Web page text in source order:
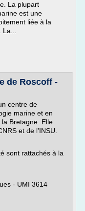
La plupart
est une
liée à la
de Roscoff -
centre de
marine et en
Bretagne. Elle
et de l'INSU.
sont rattachés à la
- UMI 3614